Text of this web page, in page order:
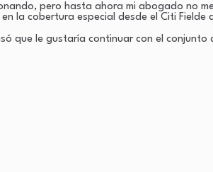
pero hasta ahora mi abogado no
la cobertura especial desde el Citi Fielde
que le gustaría continuar con el